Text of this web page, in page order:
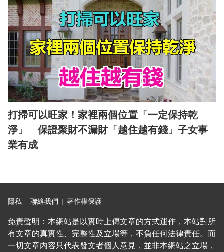
打掃可以旺家！家裡兩個位置「一定保持乾
淨」 保證聚財不漏財「越住越有錢」子女事
業有成
隱私 聯絡我們 著作權保護
免責聲明：本網站是以實時上傳文章的方式運作，本站對所
有文章的真實性、完整性及立場等，不負任何法律責任。而
一切文章內容只代表發文者個人意見，並非本網站之立場，